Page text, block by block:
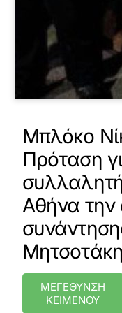
Μπλόκο
Πρόταση
Αθήνα
ΜΕΓΕΘΥΝΣΗ
ΚΕΙΜΕΝΟΥ